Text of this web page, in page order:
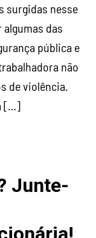
surgidas nesse
das
pública e
não
de violência.
[…]